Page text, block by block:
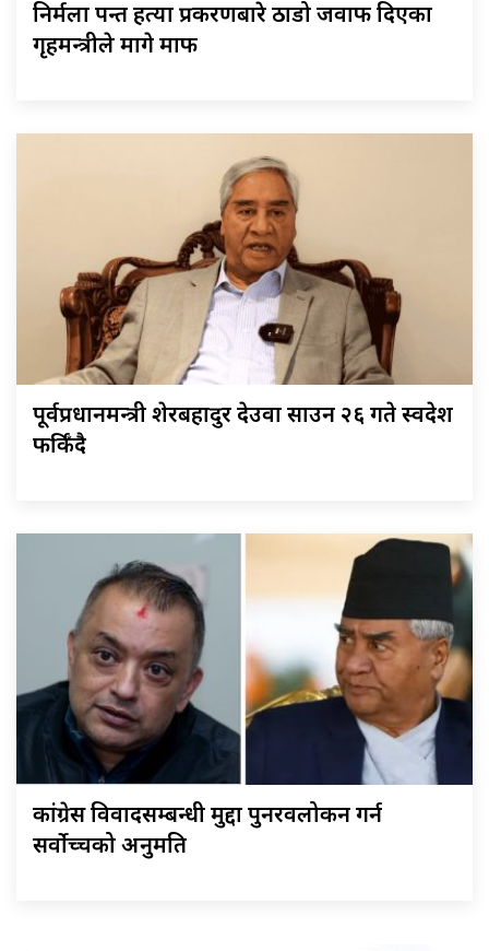
निर्मला पन्त हत्या प्रकरणबारे ठाडो जवाफ दिएका
गृहमन्त्रीले मागे माफी
पूर्वप्रधानमन्त्री शेरबहादुर देउवा साउन २६ गते स्वदेश
फर्किँदै
कांग्रेस विवादसम्बन्धी मुद्दा पुनरवलोकन गर्न
सर्वोच्चको अनुमति